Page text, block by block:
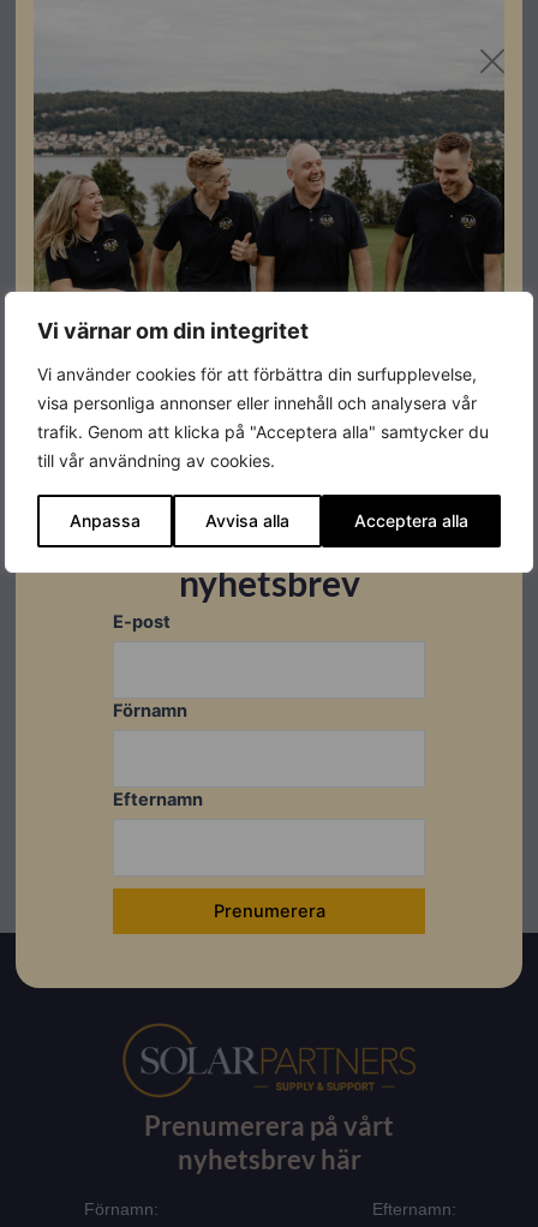
Vi värnar om din integritet
Vi använder cookies för att förbättra din surfupplevelse,
visa personliga annonser eller innehåll och analysera vår
trafik. Genom att klicka på "Acceptera alla" samtycker du
till vår användning av cookies.
Anpassa Avvisa alla Acceptera alla
underhåll av Growatt trefas -X, -XH och -XE serie
växelriktare.
Plug and Play och en direkt Ethernet-anslutning gör en
konfiguration mycket enkel. Den inbyggda lagringen
sparar data upp till en månad.
Specifikationer
Färg Svart
Ladda ner
Prenumerera på vårt
nyhetsbrev här
Förnamn: Efternamn:
Prenumerera på vårt
nyhetsbrev
E-post
Förnamn
Efternamn